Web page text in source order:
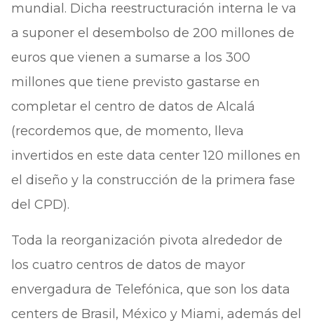
mundial. Dicha reestructuración interna le va
a suponer el desembolso de 200 millones de
euros que vienen a sumarse a los 300
millones que tiene previsto gastarse en
completar el centro de datos de Alcalá
(recordemos que, de momento, lleva
invertidos en este data center 120 millones en
el diseño y la construcción de la primera fase
del CPD).
Toda la reorganización pivota alrededor de
los cuatro centros de datos de mayor
envergadura de Telefónica, que son los data
centers de Brasil, México y Miami, además del